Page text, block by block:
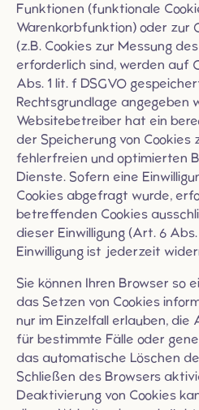
Funktionen (funktionale
Warenkorbfunktion) oder zur
(z.B. Cookies zur Messung
erforderlich sind, werden auf
Abs. 1 lit. f DSGVO
Rechtsgrundlage angegeben
Websitebetreiber hat ein
der Speicherung von Cookies
fehlerfreien und optimierten
Dienste. Sofern eine
Cookies abgefragt wurde,
betreffenden Cookies
dieser Einwilligung (Art. 6 Abs.
Einwilligung ist jederzeit
Sie können Ihren Browser so
das Setzen von Cookies
nur im Einzelfall erlauben, die
für bestimmte Fälle oder
das automatische Löschen
Schließen des Browsers
Deaktivierung von Cookies